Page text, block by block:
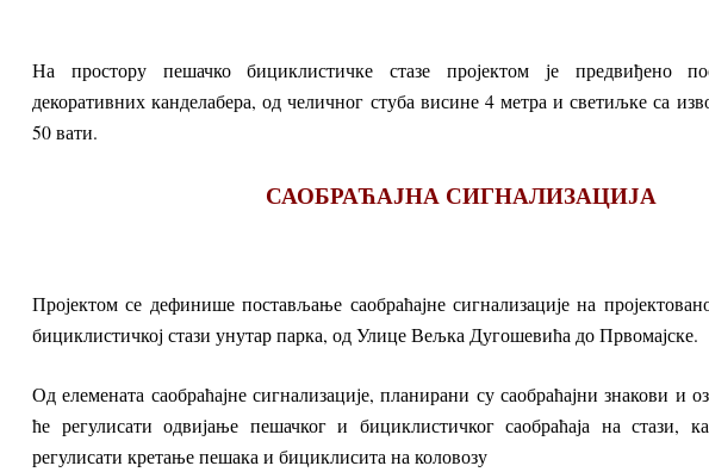
На простору пешачко бициклистичке стазе пројектом је предвиђено
декоративних канделабера, од челичног стуба висине 4 метра и светиљке са
50 вати.
САОБРАЋАЈНА СИГНАЛИЗАЦИЈА
Пројектом се дефинише постављање саобраћајне сигнализације на
бициклистичкој стази унутар парка, од Улице Вељка Дугошевића до Првомајске.
Од елемената саобраћајне сигнализације, планирани су саобраћајни знакови и
ће регулисати одвијање пешачког и бициклистичког саобраћаја на стази,
регулисати кретање пешака и бициклисита на коловозу